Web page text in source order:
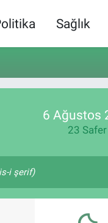
Sağlık
6 Ağustos
23
i şerif)